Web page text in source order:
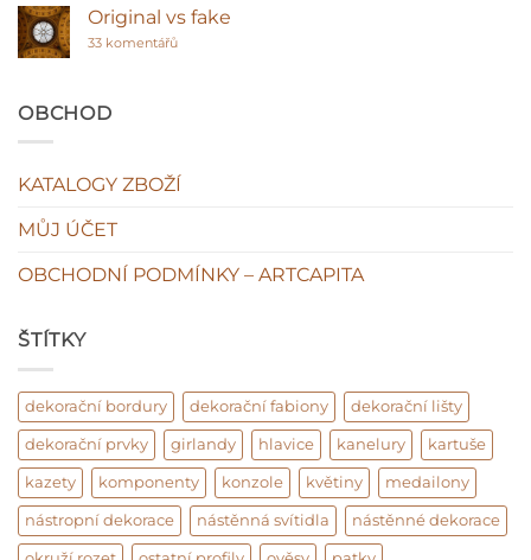
klasická
hodnota
interiéru?
názvem
Sádra
Original vs fake
33 komentářůu
OBCHOD
KATALOGY ZBOŽÍ
MŮJ ÚČET
OBCHODNÍ PODMÍNKY – ARTCAPITA
ŠTÍTKY
dekorační bordury dekorační fabiony dekorační lišty
dekorační prvky girlandy hlavice kanelury kartuše
kazety komponenty konzole květiny medailony
nástropní dekorace nástěnná svítidla nástěnné dekorace